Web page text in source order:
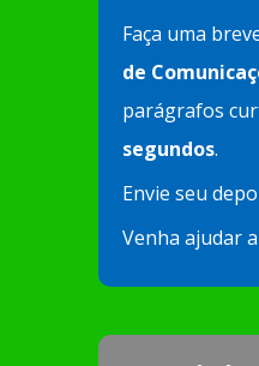
Faça uma
de
parágrafos
segundos.
Envie seu
Venha ajudar